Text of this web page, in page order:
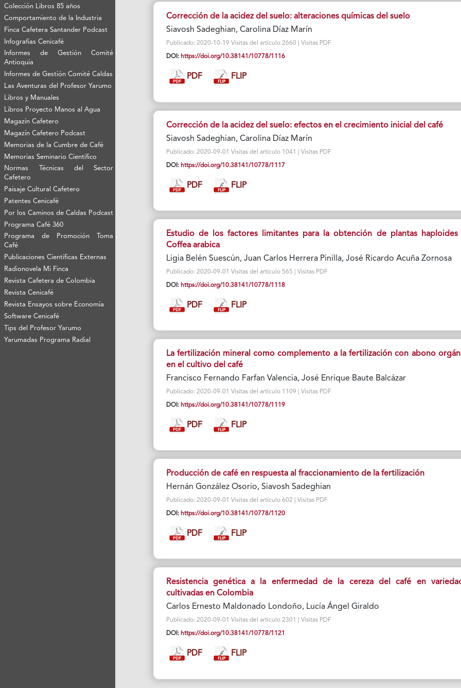
Colección Libros 85 años
Comportamiento de la Industria
Finca Cafetera Santander Podcast
Infografías Cenicafé
Informes de Gestión Comité
Antioquía
Informes de Gestión Comité Caldas
Las Aventuras del Profesor Yarumo
Libros y Manuales
Libros Proyecto Manos al Agua
Magazín Cafetero
Magazín Cafetero Podcast
Memorias de la Cumbre de Café
Memorias Seminario Científico
Normas Técnicas del Sector
Cafetero
Paisaje Cultural Cafetero
Patentes Cenicafé
Por los Caminos de Caldas Podcast
Programa Café 360
Programa de Promoción Toma
Café
Publicaciones Científicas Externas
Radionovela Mi Finca
Revista Cafetera de Colombia
Revista Cenicafé
Revista Ensayos sobre Economía
Software Cenicafé
Tips del Profesor Yarumo
Yarumadas Programa Radial
Corrección de la acidez del suelo: alteraciones químicas del suelo
Siavosh Sadeghian, Carolina Díaz Marín
Publicado: 2020-10-19 Visitas del artículo 2660 | Visitas PDF
DOI: https://doi.org/10.38141/10778/1116
PDF FLIP
Corrección de la acidez del suelo: efectos en el crecimiento inicial del café
Siavosh Sadeghian, Carolina Díaz Marín
Publicado: 2020-09-01 Visitas del artículo 1041 | Visitas PDF
DOI: https://doi.org/10.38141/10778/1117
PDF FLIP
Estudio de los factores limitantes para la obtención de plantas haploides
Coffea arabica
Ligia Belén Suescún, Juan Carlos Herrera Pinilla, José Ricardo Acuña Zornosa
Publicado: 2020-09-01 Visitas del artículo 565 | Visitas PDF
DOI: https://doi.org/10.38141/10778/1118
PDF FLIP
La fertilización mineral como complemento a la fertilización con abono
en el cultivo del café
Francisco Fernando Farfan Valencia, José Enrique Baute Balcázar
Publicado: 2020-09-01 Visitas del artículo 1109 | Visitas PDF
DOI: https://doi.org/10.38141/10778/1119
PDF FLIP
Producción de café en respuesta al fraccionamiento de la fertilización
Hernán González Osorio, Siavosh Sadeghian
Publicado: 2020-09-01 Visitas del artículo 602 | Visitas PDF
DOI: https://doi.org/10.38141/10778/1120
PDF FLIP
Resistencia genética a la enfermedad de la cereza del café en
cultivadas en Colombia
Carlos Ernesto Maldonado Londoño, Lucía Ángel Giraldo
Publicado: 2020-09-01 Visitas del artículo 2301 | Visitas PDF
DOI: https://doi.org/10.38141/10778/1121
PDF FLIP